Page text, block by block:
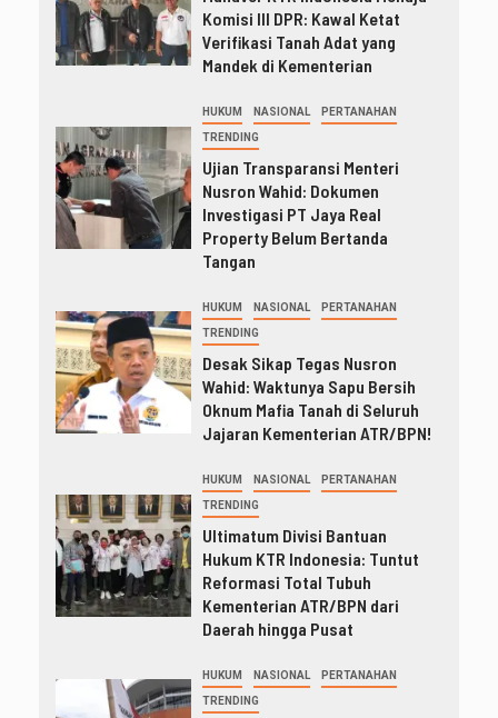
Komisi III DPR: Kawal Ketat
Verifikasi Tanah Adat yang
Mandek di Kementerian
HUKUM NASIONAL PERTANAHAN
TRENDING
Ujian Transparansi Menteri
Nusron Wahid: Dokumen
Investigasi PT Jaya Real
Property Belum Bertanda
Tangan
HUKUM NASIONAL PERTANAHAN
TRENDING
Desak Sikap Tegas Nusron
Wahid: Waktunya Sapu Bersih
Oknum Mafia Tanah di Seluruh
Jajaran Kementerian ATR/BPN!
HUKUM NASIONAL PERTANAHAN
TRENDING
Ultimatum Divisi Bantuan
Hukum KTR Indonesia: Tuntut
Reformasi Total Tubuh
Kementerian ATR/BPN dari
Daerah hingga Pusat
HUKUM NASIONAL PERTANAHAN
TRENDING